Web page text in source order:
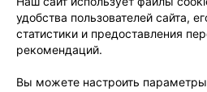
Написать
удобства пользователей сайта,
статистики и предоставления
рекомендаций.
Вы можете настроить